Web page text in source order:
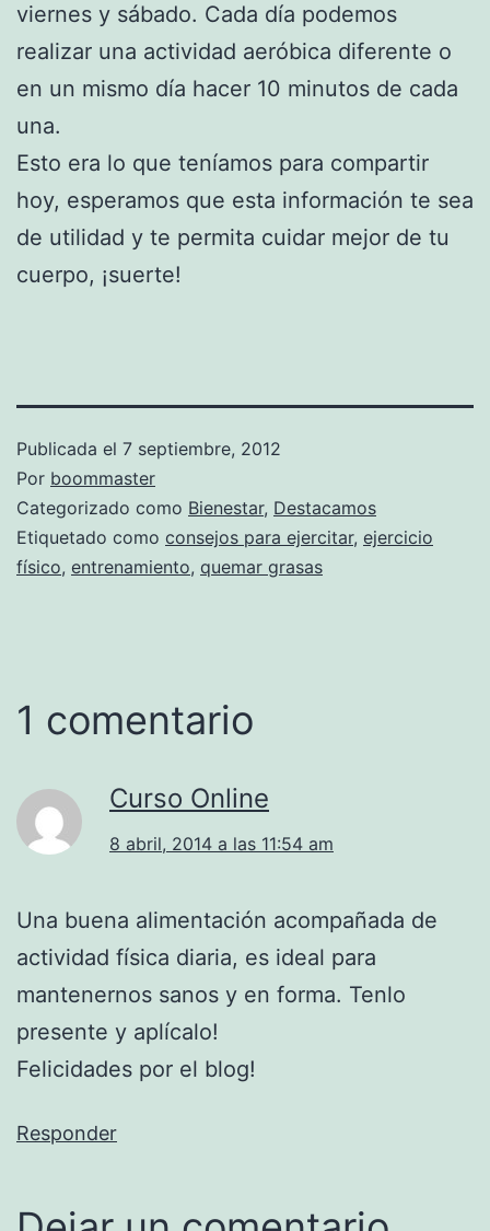
viernes y sábado. Cada día podemos
realizar una actividad aeróbica diferente o
en un mismo día hacer 10 minutos de cada
una.
Esto era lo que teníamos para compartir
hoy, esperamos que esta información te sea
de utilidad y te permita cuidar mejor de tu
cuerpo, ¡suerte!
Publicada el 7 septiembre, 2012
Por boommaster
Categorizado como Bienestar, Destacamos
Etiquetado como consejos para ejercitar, ejercicio
físico, entrenamiento, quemar grasas
1 comentario
Curso Online
8 abril, 2014 a las 11:54 am
Una buena alimentación acompañada de
actividad física diaria, es ideal para
mantenernos sanos y en forma. Tenlo
presente y aplícalo!
Felicidades por el blog!
Responder